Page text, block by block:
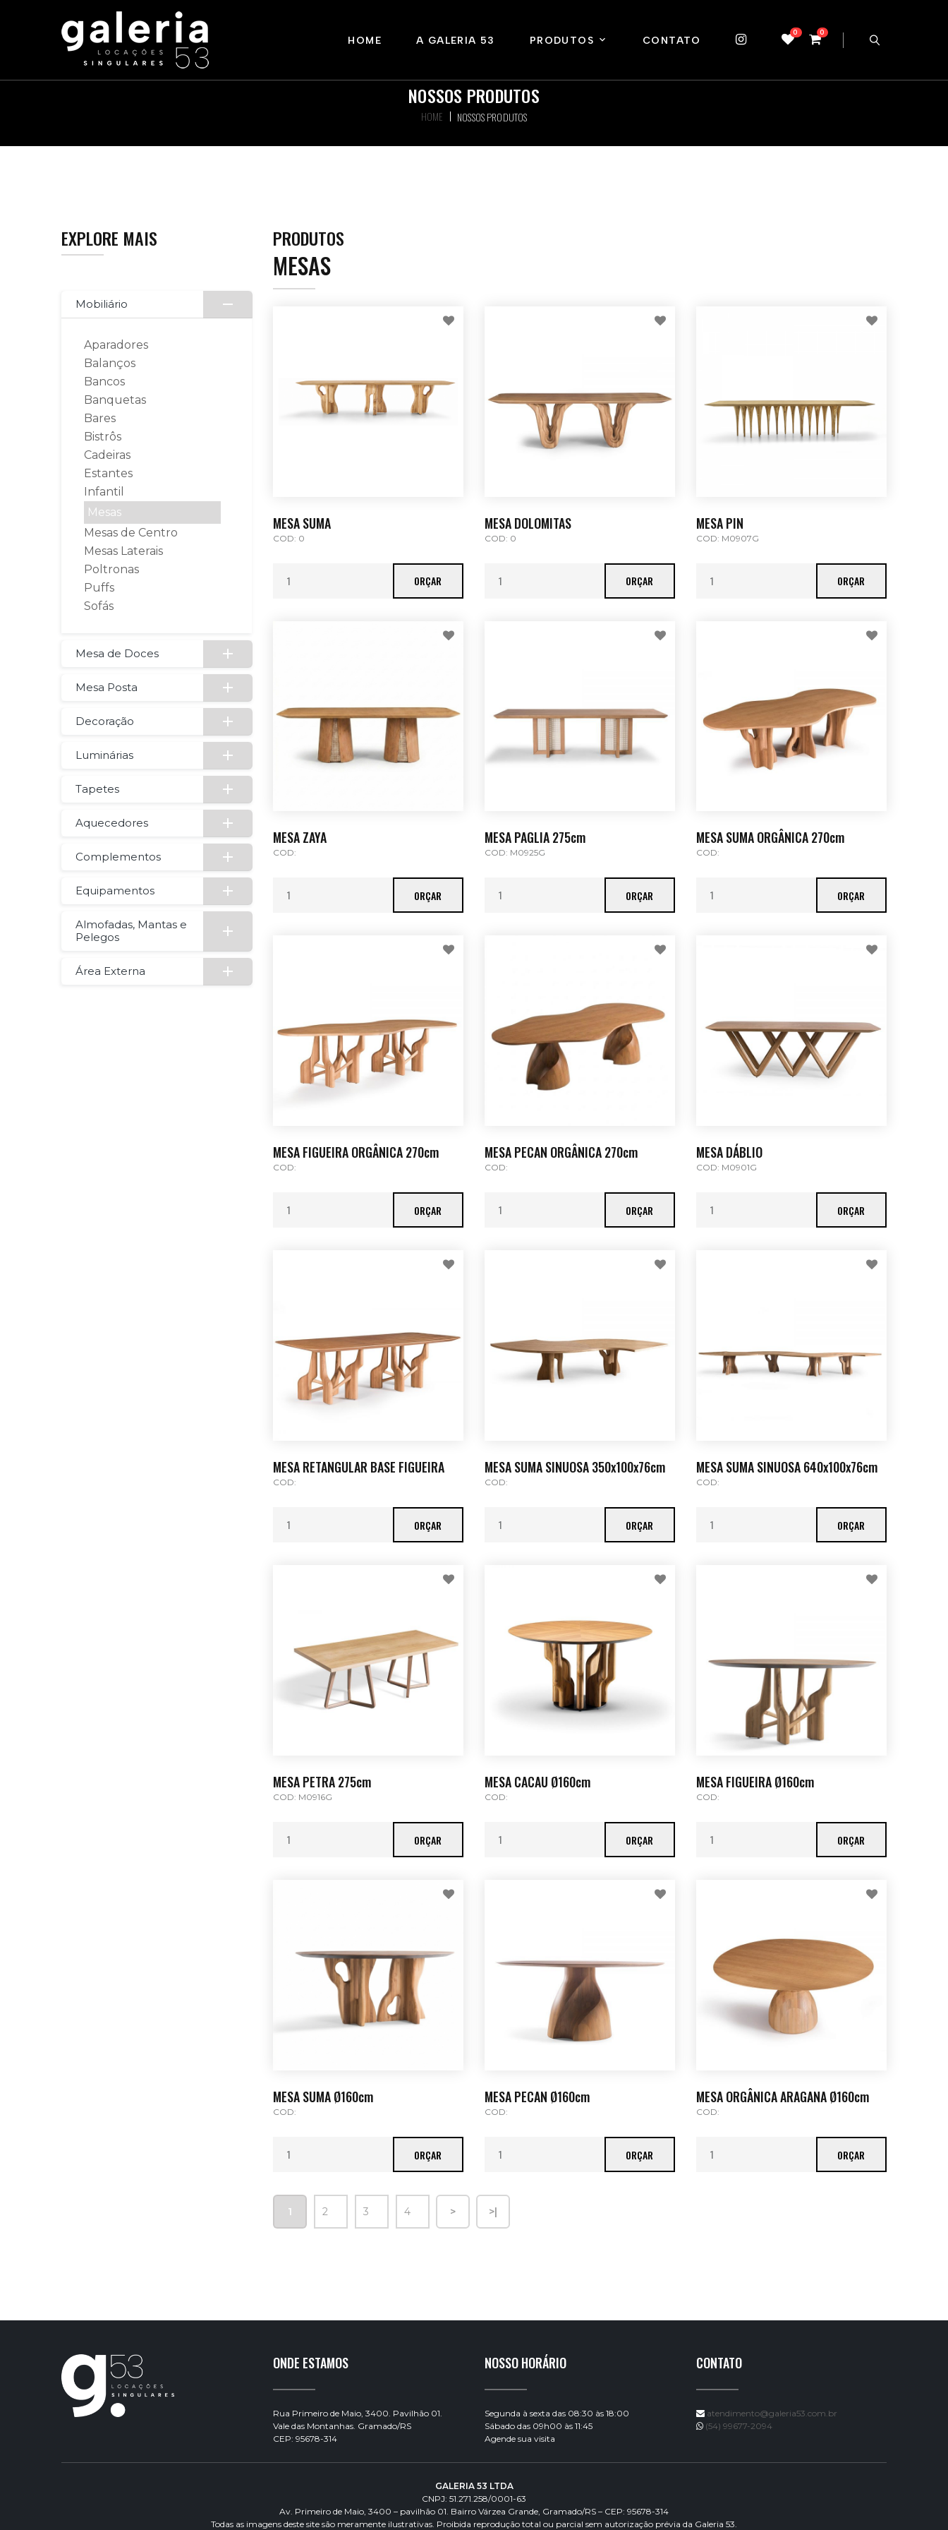
HOME A GALERIA 53 PRODUTOS CONTATO
0 0
NOSSOS PRODUTOS
HOME NOSSOS PRODUTOS
EXPLORE MAIS
Mobiliário
Aparadores
Balanços
Bancos
Banquetas
Bares
Bistrôs
Cadeiras
Estantes
Infantil
Mesas
Mesas de Centro
Mesas Laterais
Poltronas
Puffs
Sofás
Mesa de Doces
Mesa Posta
Decoração
Luminárias
Tapetes
Aquecedores
Complementos
Equipamentos
Almofadas, Mantas e
Pelegos
Área Externa
PRODUTOS
MESAS
MESA SUMA
COD: 0
ORÇAR
MESA DOLOMITAS
COD: 0
ORÇAR
MESA PIN
COD: M0907G
ORÇAR
MESA ZAYA
COD:
ORÇAR
MESA PAGLIA 275cm
COD: M0925G
ORÇAR
MESA SUMA ORGÂNICA 270cm
COD:
ORÇAR
MESA FIGUEIRA ORGÂNICA 270cm
COD:
ORÇAR
MESA PECAN ORGÂNICA 270cm
COD:
ORÇAR
MESA DÁBLIO
COD: M0901G
ORÇAR
MESA RETANGULAR BASE FIGUEIRA
COD:
ORÇAR
MESA SUMA SINUOSA 350x100x76cm
COD:
ORÇAR
MESA SUMA SINUOSA 640x100x76cm
COD:
ORÇAR
MESA PETRA 275cm
COD: M0916G
ORÇAR
MESA CACAU Ø160cm
COD:
ORÇAR
MESA FIGUEIRA Ø160cm
COD:
ORÇAR
MESA SUMA Ø160cm
COD:
ORÇAR
MESA PECAN Ø160cm
COD:
ORÇAR
MESA ORGÂNICA ARAGANA Ø160cm
COD:
ORÇAR
1 2 3 4 > >|
ONDE ESTAMOS
Rua Primeiro de Maio, 3400. Pavilhão 01.
Vale das Montanhas. Gramado/RS
CEP: 95678-314
NOSSO HORÁRIO
Segunda à sexta das 08:30 às 18:00
Sábado das 09h00 às 11:45
Agende sua visita
CONTATO
atendimento@galeria53.com.br
(54) 99677-2094
GALERIA 53 LTDA
CNPJ: 51.271.258/0001-63
Av. Primeiro de Maio, 3400 – pavilhão 01. Bairro Várzea Grande, Gramado/RS – CEP: 95678-314
Todas as imagens deste site são meramente ilustrativas. Proibida reprodução total ou parcial sem autorização prévia da Galeria 53.